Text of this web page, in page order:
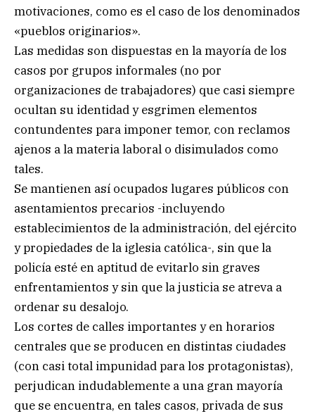
motivaciones, como es el caso de los denominados
«pueblos originarios».
Las medidas son dispuestas en la mayoría de los
casos por grupos informales (no por
organizaciones de trabajadores) que casi siempre
ocultan su identidad y esgrimen elementos
contundentes para imponer temor, con reclamos
ajenos a la materia laboral o disimulados como
tales.
Se mantienen así ocupados lugares públicos con
asentamientos precarios -incluyendo
establecimientos de la administración, del ejército
y propiedades de la iglesia católica-, sin que la
policía esté en aptitud de evitarlo sin graves
enfrentamientos y sin que la justicia se atreva a
ordenar su desalojo.
Los cortes de calles importantes y en horarios
centrales que se producen en distintas ciudades
(con casi total impunidad para los protagonistas),
perjudican indudablemente a una gran mayoría
que se encuentra, en tales casos, privada de sus